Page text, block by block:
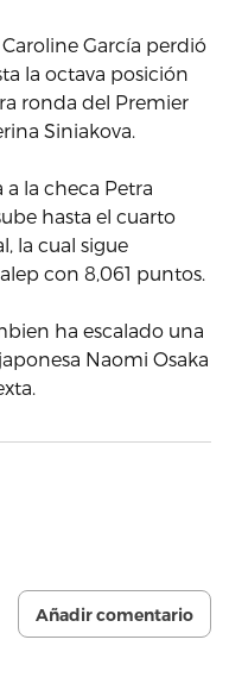
García perdió
la octava posición
ronda del Premier
Siniakova.
a la checa Petra
hasta el cuarto
la cual sigue
con 8,061 puntos.
ha escalado una
Naomi Osaka
Añadir comentario